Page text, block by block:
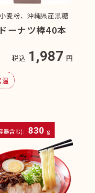
麦粉、沖縄県産黒糖
ーナツ棒40本
税込 1,987 円
温
器含む): 830 g